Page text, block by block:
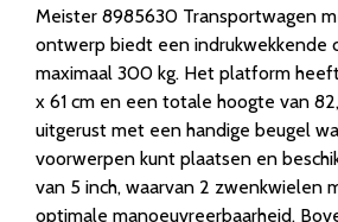
Meister 8985630 Transportwagen
ontwerp biedt een indrukwekkende
maximaal 300 kg. Het platform
x 61 cm en een totale hoogte van
uitgerust met een handige beugel
voorwerpen kunt plaatsen en
van 5 inch, waarvan 2 zwenkwielen
optimale manoeuvreerbaarheid.